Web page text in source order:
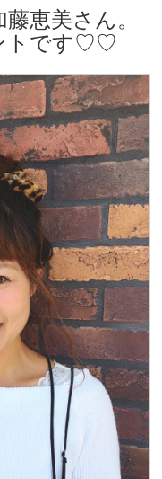
恵美さん。
トです♡♡